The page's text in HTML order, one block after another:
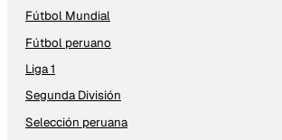
Fútbol Mundial
Fútbol peruano
Liga 1
Segunda División
Selección peruana